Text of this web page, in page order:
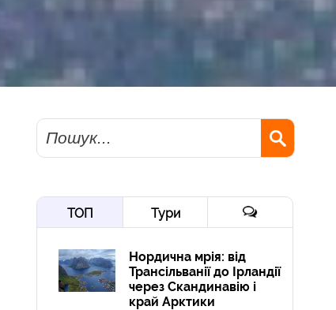
Пошук
ТОП Тури
Нордична мрія: від
Трансільванії до Ірландії
через Скандинавію і
край Арктики